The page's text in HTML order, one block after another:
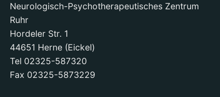
Neurologisch-Psychotherapeutisches Zentrum
Ruhr
Hordeler Str. 1
44651 Herne (Eickel)
Tel 02325-587320
Fax 02325-5873229